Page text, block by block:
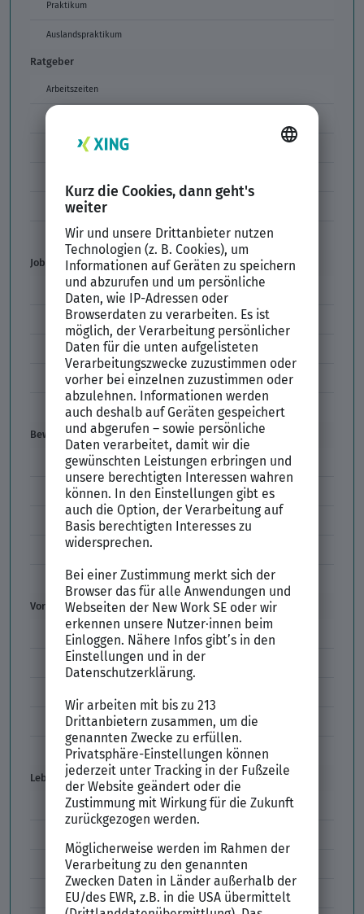
Praktikum
Auslandspraktikum
Ratgeber
Arbeitszeiten
Formulierungen im Arbeitszeugnis
Unbefristeter Arbeitsvertrag
Der XING Bewerbungsratgeber
Job & Karriere
Arbeitsvertrag
Codes im Arbeitszeugnis
Kündigung
Einstiegsgehalt
Gehaltswunsch
Bewerbung
E-Mail-Bewerbung
Anlagen und Zeugnisse
Initiativbewerbung
Interne Bewerbung
Empfehlungsschreiben
Vorstellungsgespräch
Vorstellungsgespräch Fragen
Schwächen im Vorstellungsgespräch
Vorbereitung Vorstellungsgespräch
Vorstellungsgespräch per Skype
Lebenslauf
Lebenslauf Aufbau und Inhalt
Lebenslauf Englisch Résumé
Lücken im Lebenslauf